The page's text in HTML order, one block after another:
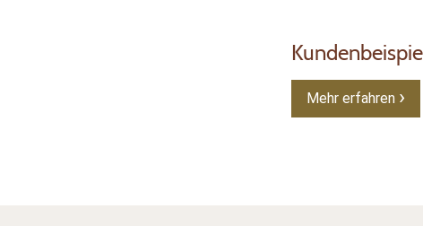
Mehr erfahren